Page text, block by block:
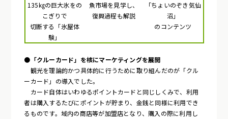
135㎏の巨大氷をの
こぎりで
切断する「氷屋体
験」
魚市場を見学し、
復興過程も解説
「ちょいのぞき気仙
沼」
のコンテンツ
●「クルーカード」を核にマーケティングを展開
観光を理論的かつ具体的に行うために取り組んだのが「クル
ーカード」の導入でした。
カード自体はいわゆるポイントカードと同じしくみで、利用
者は購入するたびにポイントが貯まり、金銭と同様に利用でき
るものです。域内の商店等が加盟店となり、購入の際に利用し